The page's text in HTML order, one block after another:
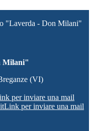
"Laverda - Don Milani"
Milani"
(VI)
per inviare una mail
Link per inviare una mail